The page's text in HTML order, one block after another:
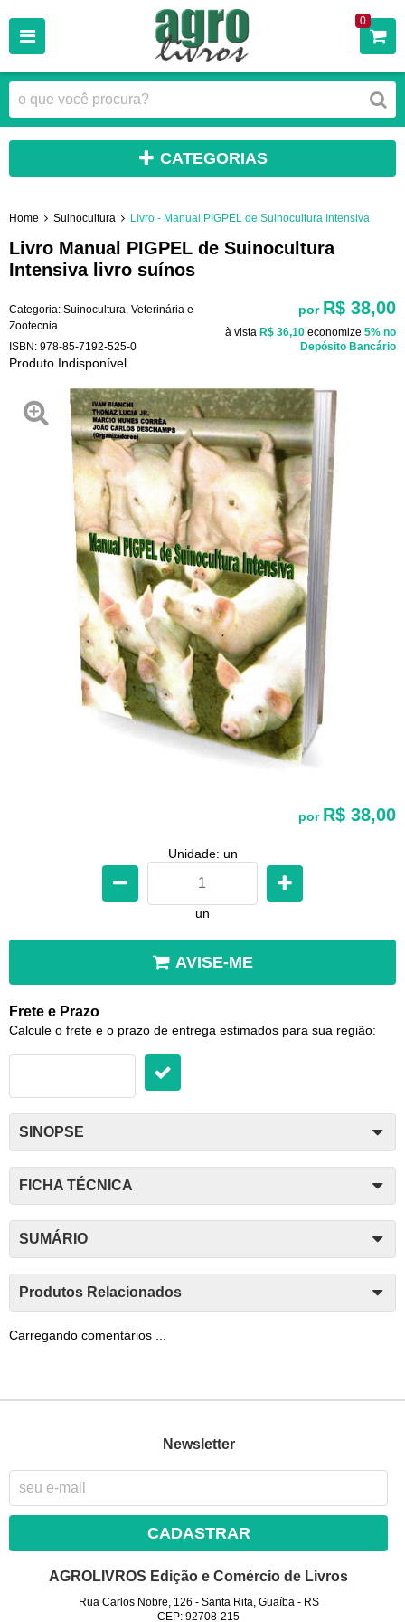
0
CATEGORIAS
Home Suinocultura Livro - Manual PIGPEL de Suinocultura Intensiva
Livro Manual PIGPEL de Suinocultura
Intensiva livro suínos
Categoria: Suinocultura Veterinária e
Zootecnia
ISBN: 978-85-7192-525-0
Produto Indisponível
por R$ 38,00
à vista R$ 36,10 economize 5% no
Depósito Bancário
por R$ 38,00
Unidade: un
un
AVISE-ME
Frete e Prazo
Calcule o frete e o prazo de entrega estimados para sua região:
SINOPSE
FICHA TÉCNICA
SUMÁRIO
Produtos Relacionados
Carregando comentários ...
Newsletter
CADASTRAR
AGROLIVROS Edição e Comércio de Livros
Rua Carlos Nobre, 126 - Santa Rita, Guaíba- RS
CEP: 92708-215